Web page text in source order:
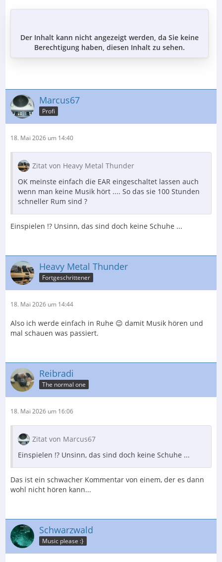
Der Inhalt kann nicht angezeigt werden, da Sie keine
Berechtigung haben, diesen Inhalt zu sehen.
Marcus67
Profi
18. Mai 2026 um 14:40
Zitat von Heavy Metal Thunder
OK meinste einfach die EAR eingeschaltet lassen auch
wenn man keine Musik hört .... So das sie 100 Stunden
schneller Rum sind ?
Einspielen !? Unsinn, das sind doch keine Schuhe ...
Heavy Metal Thunder
Fortgeschrittener
18. Mai 2026 um 14:44
Also ich werde einfach in Ruhe 😉 damit Musik hören und
mal schauen was passiert.
Reibradi
The normal one
18. Mai 2026 um 16:06
Zitat von Marcus67
Einspielen !? Unsinn, das sind doch keine Schuhe ...
Das ist ein schwacher Kommentar von einem, der es dann
wohl nicht hören kann...
Schwarzwald
Music please :}